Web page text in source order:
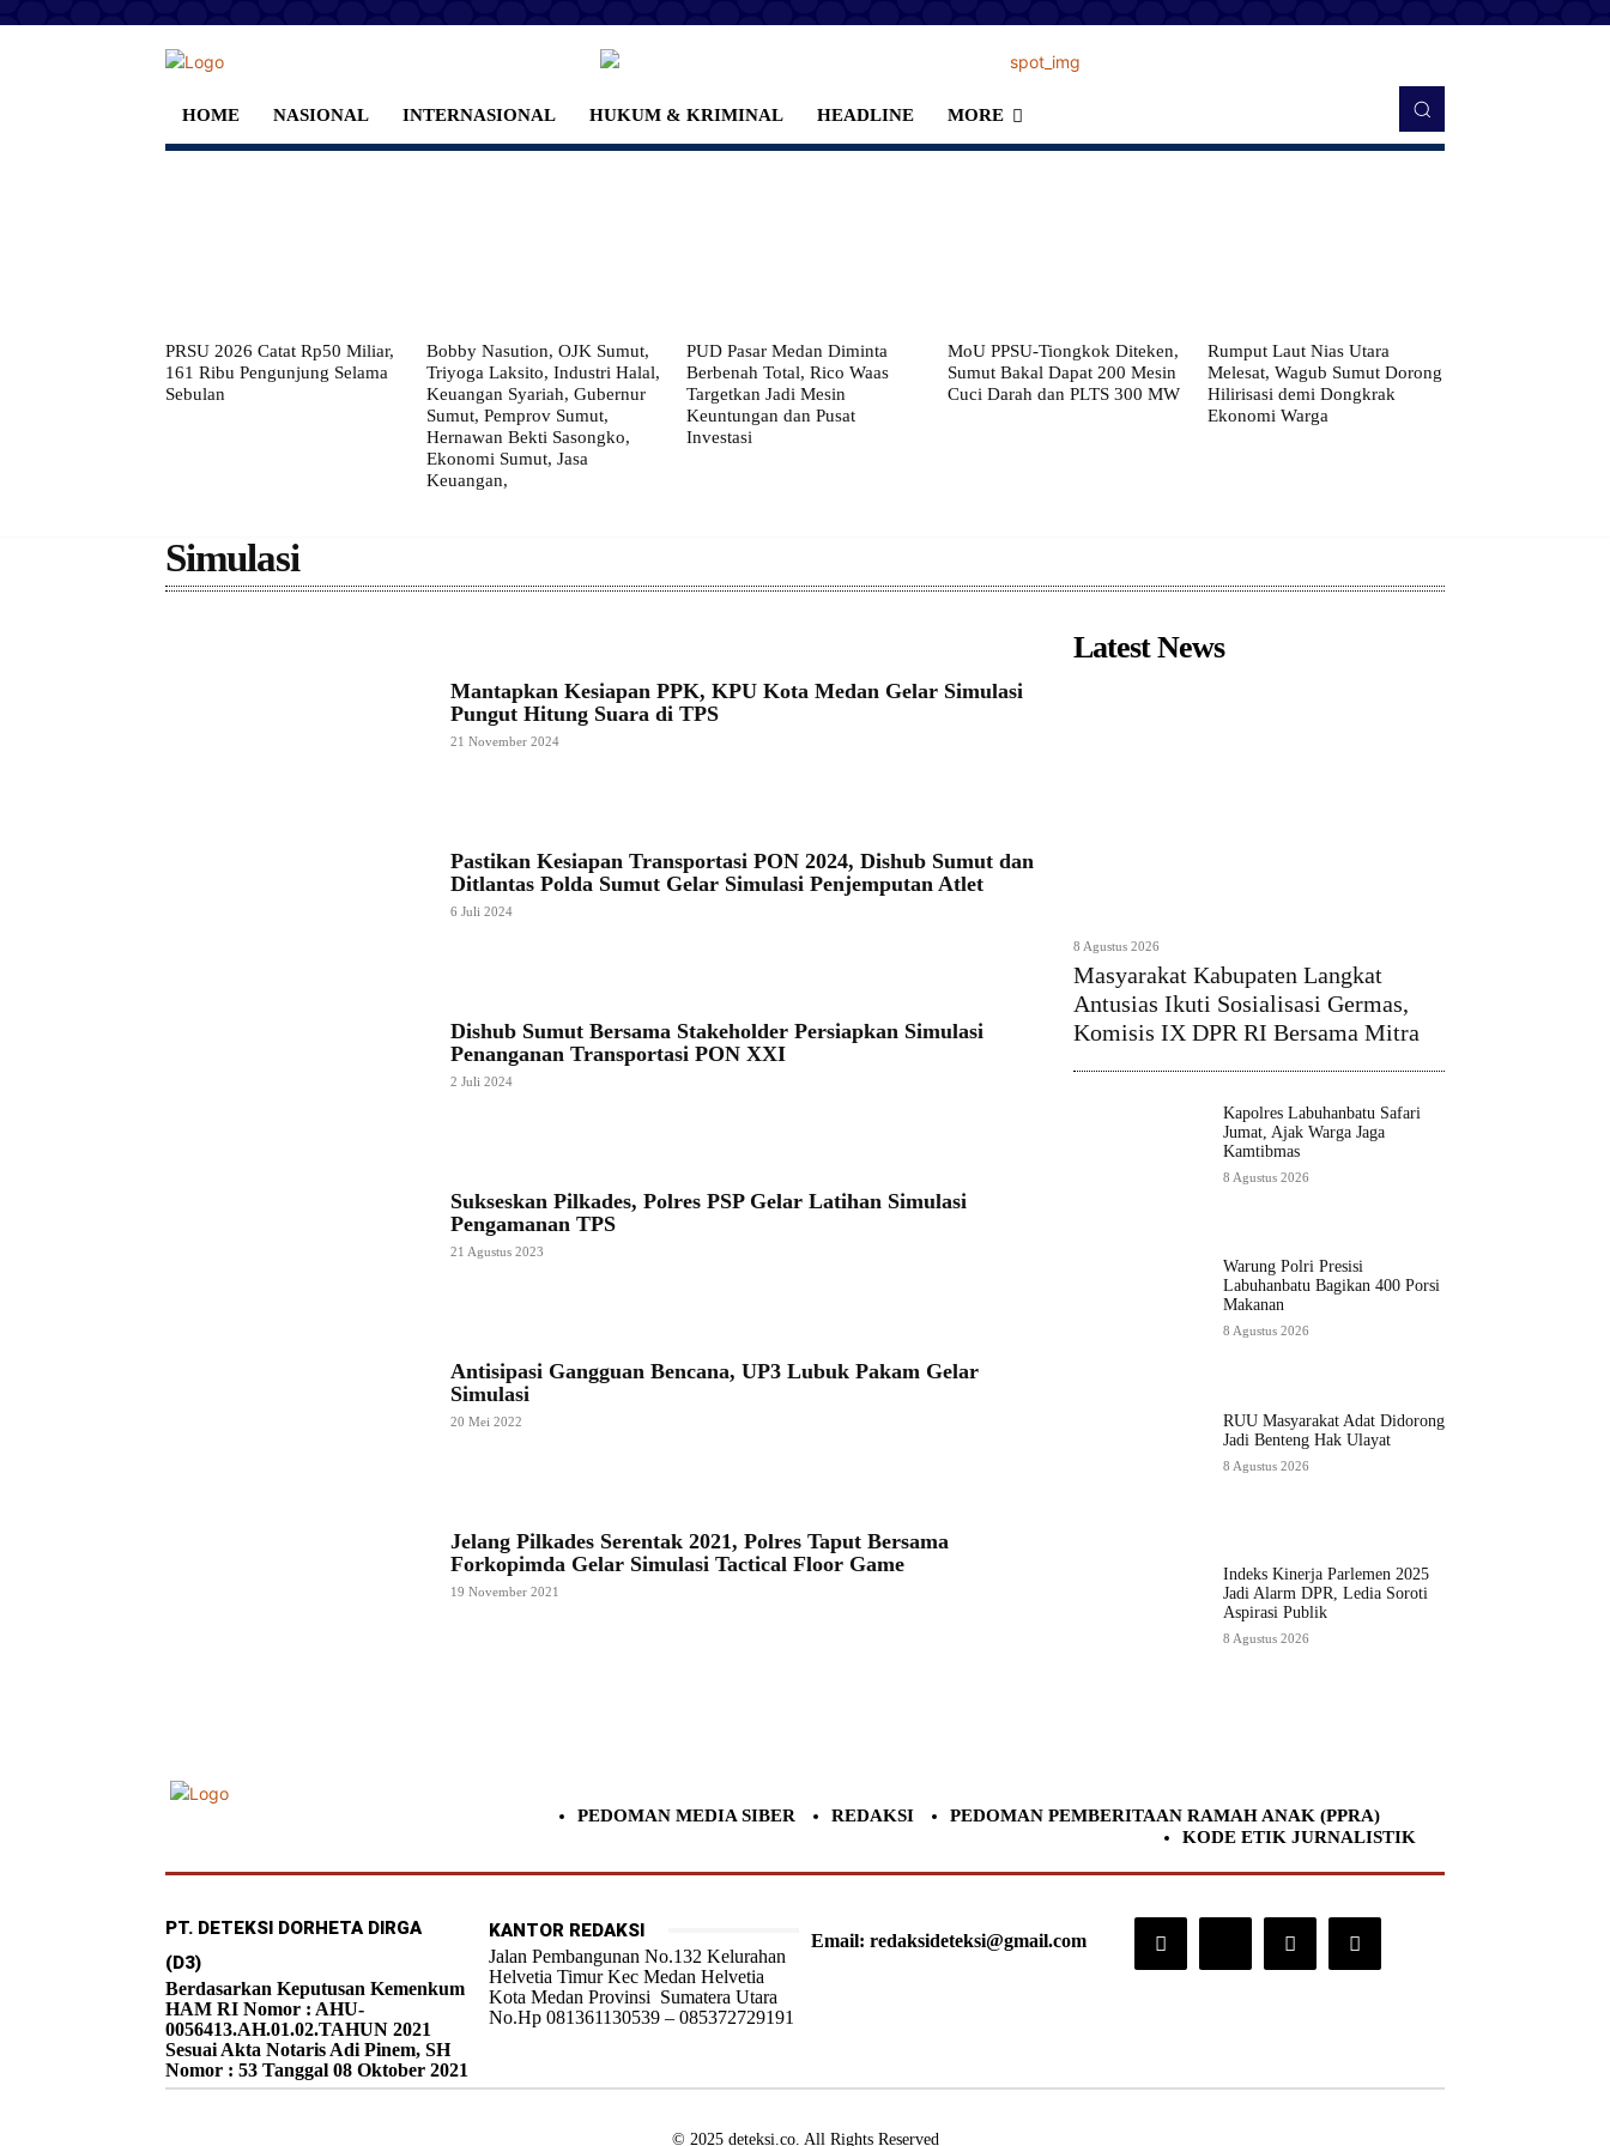
HOME NASIONAL INTERNASIONAL HUKUM & KRIMINAL HEADLINE MORE
PRSU 2026 Catat Rp50 Miliar,
161 Ribu Pengunjung Selama
Sebulan
Bobby Nasution, OJK Sumut,
Triyoga Laksito, Industri Halal,
Keuangan Syariah, Gubernur
Sumut, Pemprov Sumut,
Hernawan Bekti Sasongko,
Ekonomi Sumut, Jasa
Keuangan,
PUD Pasar Medan Diminta
Berbenah Total, Rico Waas
Targetkan Jadi Mesin
Keuntungan dan Pusat
Investasi
MoU PPSU-Tiongkok Diteken,
Sumut Bakal Dapat 200 Mesin
Cuci Darah dan PLTS 300 MW
Rumput Laut Nias Utara
Melesat, Wagub Sumut Dorong
Hilirisasi demi Dongkrak
Ekonomi Warga
Simulasi
Mantapkan Kesiapan PPK, KPU Kota Medan Gelar Simulasi
Pungut Hitung Suara di TPS
21 November 2024
Pastikan Kesiapan Transportasi PON 2024, Dishub Sumut dan
Ditlantas Polda Sumut Gelar Simulasi Penjemputan Atlet
6 Juli 2024
Dishub Sumut Bersama Stakeholder Persiapkan Simulasi
Penanganan Transportasi PON XXI
2 Juli 2024
Sukseskan Pilkades, Polres PSP Gelar Latihan Simulasi
Pengamanan TPS
21 Agustus 2023
Antisipasi Gangguan Bencana, UP3 Lubuk Pakam Gelar
Simulasi
20 Mei 2022
Jelang Pilkades Serentak 2021, Polres Taput Bersama
Forkopimda Gelar Simulasi Tactical Floor Game
19 November 2021
Latest News
8 Agustus 2026
Masyarakat Kabupaten Langkat
Antusias Ikuti Sosialisasi Germas,
Komisis IX DPR RI Bersama Mitra
Kapolres Labuhanbatu Safari
Jumat, Ajak Warga Jaga
Kamtibmas
8 Agustus 2026
Warung Polri Presisi
Labuhanbatu Bagikan 400 Porsi
Makanan
8 Agustus 2026
RUU Masyarakat Adat Didorong
Jadi Benteng Hak Ulayat
8 Agustus 2026
Indeks Kinerja Parlemen 2025
Jadi Alarm DPR, Ledia Soroti
Aspirasi Publik
8 Agustus 2026
PEDOMAN MEDIA SIBER REDAKSI
PEDOMAN PEMBERITAAN RAMAH ANAK (PPRA)
KODE ETIK JURNALISTIK
PT. DETEKSI DORHETA DIRGA
(D3)
Berdasarkan Keputusan Kemenkum
HAM RI Nomor : AHU-
0056413.AH.01.02.TAHUN 2021
Sesuai Akta Notaris Adi Pinem, SH
Nomor : 53 Tanggal 08 Oktober 2021
KANTOR REDAKSI
Jalan Pembangunan No.132 Kelurahan
Helvetia Timur Kec Medan Helvetia
Kota Medan Provinsi Sumatera Utara
No.Hp 081361130539 – 085372729191
Email: redaksideteksi@gmail.com
© 2025 deteksi.co. All Rights Reserved